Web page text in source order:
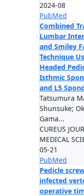
2024-08
PubMed
Combined
Lumbar
and Smiley
Technique
Headed
Isthmic
and L5
Tatsumura
Shunsuke;
Gama...
CUREUS
MEDICAL
05-21
PubMed
Pedicle
infected
operative